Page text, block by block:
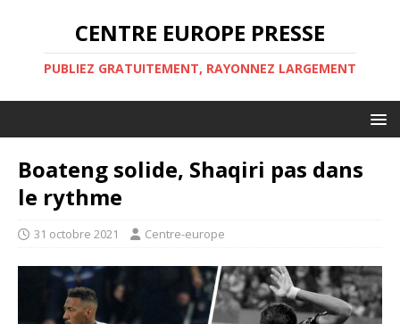
CENTRE EUROPE PRESSE
PUBLIEZ GRATUITEMENT, RAYONNEZ LARGEMENT
Boateng solide, Shaqiri pas dans
le rythme
31 octobre 2021 Centre-europe